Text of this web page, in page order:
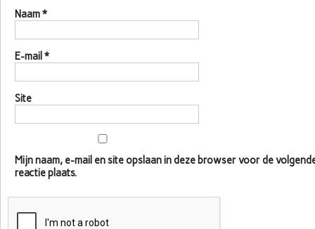
Naam*
E-mail *
Site
Mijn naam, e-mail en site opslaan in deze browser voor de
reactie plaats.